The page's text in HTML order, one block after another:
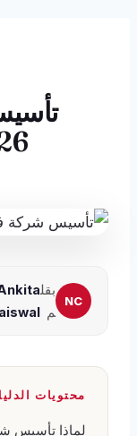
بقل
م
محتويات
لماذا تأسيس